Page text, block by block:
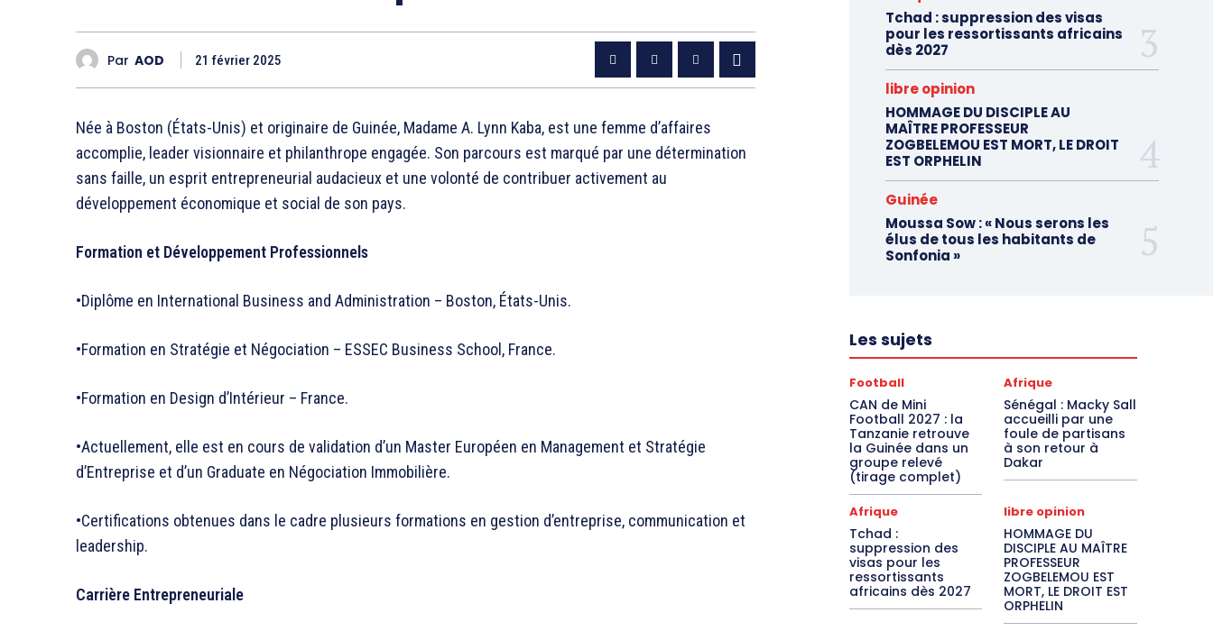
Par AOD 21 février 2025
Née à Boston (États-Unis) et originaire de Guinée, Madame A. Lynn Kaba, est une femme d’affaires
accomplie, leader visionnaire et philanthrope engagée. Son parcours est marqué par une détermination
sans faille, un esprit entrepreneurial audacieux et une volonté de contribuer activement au
développement économique et social de son pays.
Formation et Développement Professionnels
•Diplôme en International Business and Administration – Boston, États-Unis.
•Formation en Stratégie et Négociation – ESSEC Business School, France.
•Formation en Design d’Intérieur – France.
•Actuellement, elle est en cours de validation d’un Master Européen en Management et Stratégie
d’Entreprise et d’un Graduate en Négociation Immobilière.
•Certifications obtenues dans le cadre plusieurs formations en gestion d’entreprise, communication et
leadership.
Carrière Entrepreneuriale
Tchad : suppression des visas
pour les ressortissants africains
dès 2027
libre opinion
HOMMAGE DU DISCIPLE AU
MAÎTRE PROFESSEUR
ZOGBELEMOU EST MORT, LE DROIT
EST ORPHELIN
Guinée
Moussa Sow : « Nous serons les
élus de tous les habitants de
Sonfonia »
Les sujets
Football
CAN de Mini
Football 2027 : la
Tanzanie retrouve
la Guinée dans un
groupe relevé
(tirage complet)
Afrique
Sénégal : Macky Sall
accueilli par une
foule de partisans
à son retour à
Dakar
Afrique
Tchad :
suppression des
visas pour les
ressortissants
africains dès 2027
libre opinion
HOMMAGE DU
DISCIPLE AU MAÎTRE
PROFESSEUR
ZOGBELEMOU EST
MORT, LE DROIT EST
ORPHELIN